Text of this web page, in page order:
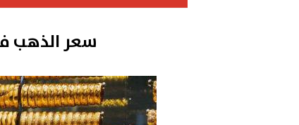
سعر الذهب في